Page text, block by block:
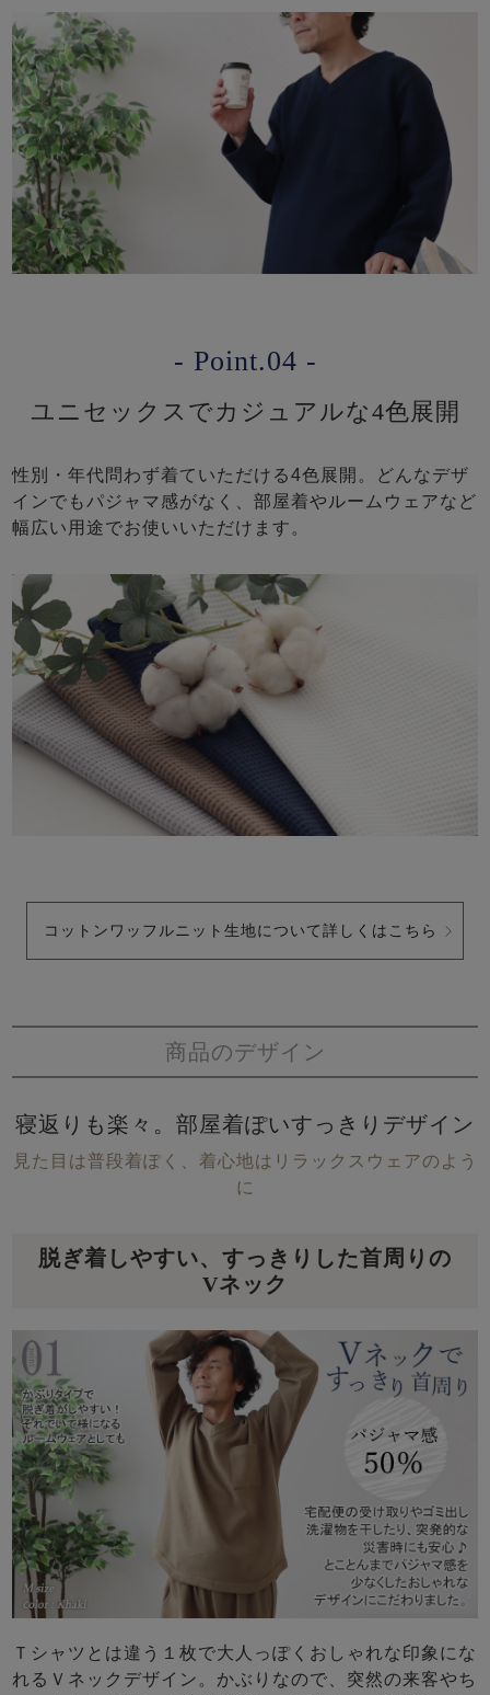
- Point.04 -
ユニセックスでカジュアルな4色展開
性別・年代問わず着ていただける4色展開。どんなデザ
インでもパジャマ感がなく、部屋着やルームウェアなど
幅広い用途でお使いいただけます。
コットンワッフルニット生地について詳しくはこちら
商品のデザイン
寝返りも楽々。部屋着ぽいすっきりデザイン
見た目は普段着ぽく、着心地はリラックスウェアのよう
に
脱ぎ着しやすい、すっきりした首周りの
Vネック
Ｔシャツとは違う１枚で大人っぽくおしゃれな印象にな
れるＶネックデザイン。かぶりなので、突然の来客やち